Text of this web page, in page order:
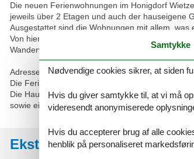
Die neuen Ferienwohnungen im Honigdorf
jeweils über 2 Etagen und auch der hauseigene
Ausgestattet sind die Wohnungen mit allem, was
Von hier aus können Sie verschiedene
Wanderwege, wie dem Heidschnuckenweg, laufen.
Adresse: Auf den Wöhren 9, 29649 Wietzendorf
Die Ferienwohnung Am Bienenzaun II eignet
Die Haushälfte verfügt über eine Küche, einen
sowie ein Badezimmer im Obergeschoss.
Eksterne anmeldelser
Samtykke
Nødvendige cookies sikrer, at siden
Hvis du giver samtykke til, at vi må
videresendt anonymiserede
Hvis du accepterer brug af alle
henblik på personaliseret